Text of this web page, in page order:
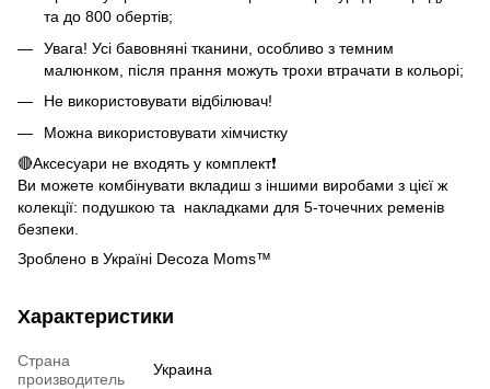
та до 800 обертів;
Увага! Усі бавовняні тканини, особливо з темним
малюнком, після прання можуть трохи втрачати в кольорі;
Не використовувати відбілювач!
Можна використовувати хімчистку
🔴Аксесуари не входять у комплект❗️
Ви можете комбінувати вкладиш з іншими виробами з цієї ж
колекції: подушкою та накладками для 5-точечних ременів
безпеки.
Зроблено в Україні Decoza Moms™
Характеристики
Страна
производитель
Украина